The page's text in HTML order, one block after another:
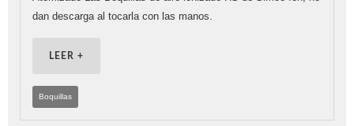
dan descarga al tocarla con las manos.
LEER +
Boquillas